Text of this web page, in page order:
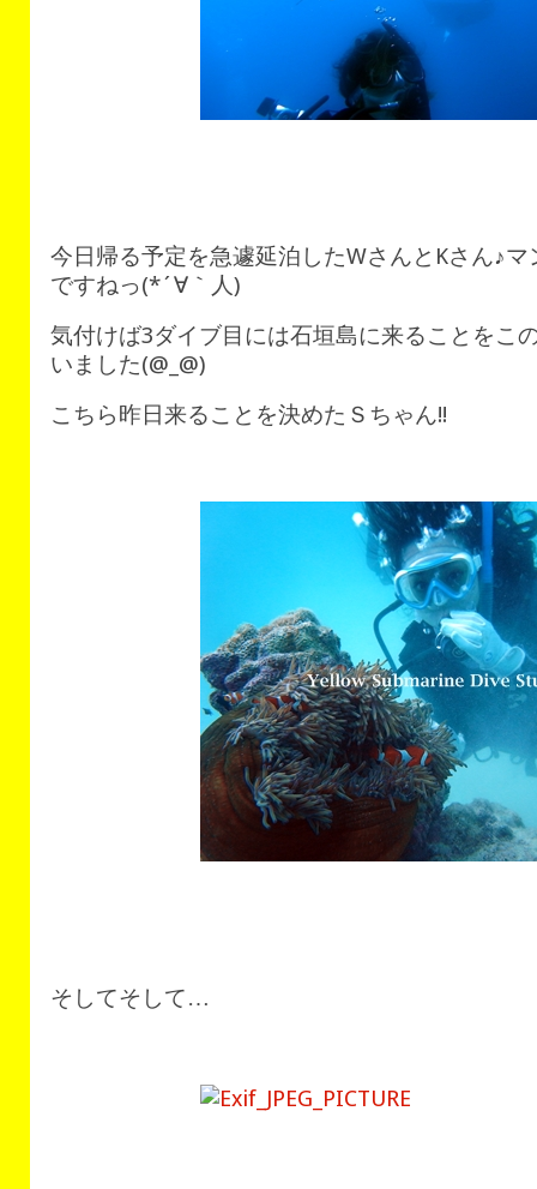
今日帰る予定を急遽延泊したWさんとKさん♪
ですねっ(*´∀｀人)
気付けば3ダイブ目には石垣島に来ることをこ
いました(@_@)
こちら昨日来ることを決めたＳちゃん!!
そしてそして…